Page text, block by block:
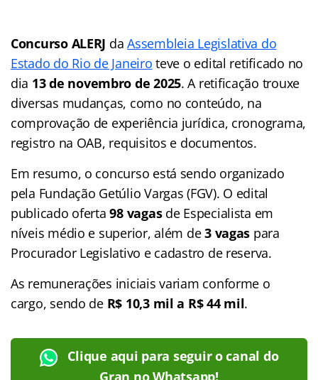
Concurso ALERJ daAssembleia Legislativa do
Estado do Rio de Janeiro teve o edital retificado no
dia 13 de novembro de 2025. A retificação trouxe
diversas mudanças, como no conteúdo, na
comprovação de experiência jurídica, cronograma,
registro na OAB, requisitos e documentos.
Em resumo, o concurso está sendo organizado
pela Fundação Getúlio Vargas (FGV). O edital
publicado oferta98 vagas de Especialista em
níveis médio e superior, além de3 vagas para
Procurador Legislativo e cadastro de reserva.
As remunerações iniciais variam conforme o
cargo, sendo deR$ 10,3 mil a R$ 44 mil.
Clique aqui para seguir o canal do
Gran no Whatsapp!